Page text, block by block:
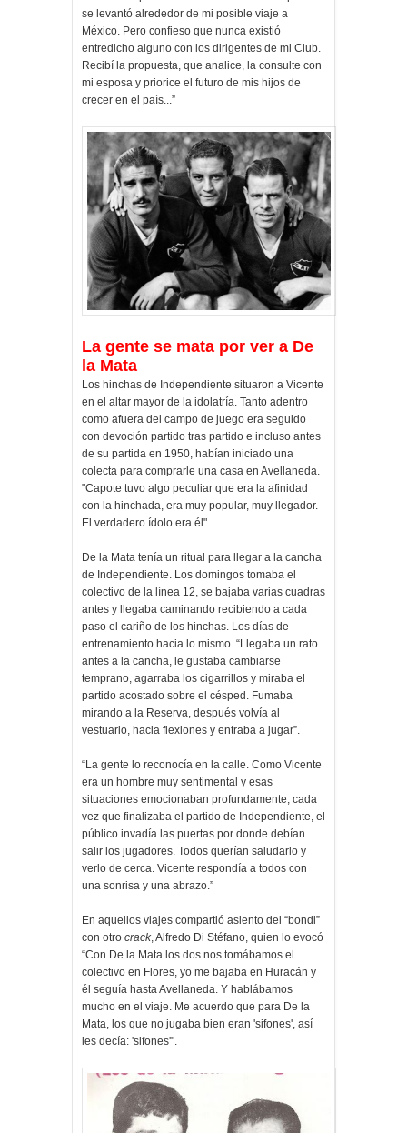
se levantó alrededor de mi posible viaje a
México. Pero confieso que nunca existió
entredicho alguno con los dirigentes de mi Club.
Recibí la propuesta, que analice, la consulte con
mi esposa y priorice el futuro de mis hijos de
crecer en el país...”
La gente se mata por ver a De
la Mata
Los hinchas de Independiente situaron a Vicente
en el altar mayor de la idolatría. Tanto adentro
como afuera del campo de juego era seguido
con devoción partido tras partido e incluso antes
de su partida en 1950, habían iniciado una
colecta para comprarle una casa en Avellaneda.
"Capote tuvo algo peculiar que era la afinidad
con la hinchada, era muy popular, muy llegador.
El verdadero ídolo era él".
De la Mata tenía un ritual para llegar a la cancha
de Independiente. Los domingos tomaba el
colectivo de la línea 12, se bajaba varias cuadras
antes y llegaba caminando recibiendo a cada
paso el cariño de los hinchas. Los días de
entrenamiento hacia lo mismo. “Llegaba un rato
antes a la cancha, le gustaba cambiarse
temprano, agarraba los cigarrillos y miraba el
partido acostado sobre el césped. Fumaba
mirando a la Reserva, después volvía al
vestuario, hacia flexiones y entraba a jugar”.
“La gente lo reconocía en la calle. Como Vicente
era un hombre muy sentimental y esas
situaciones emocionaban profundamente, cada
vez que finalizaba el partido de Independiente, el
público invadía las puertas por donde debían
salir los jugadores. Todos querían saludarlo y
verlo de cerca. Vicente respondía a todos con
una sonrisa y una abrazo.”
En aquellos viajes compartió asiento del “bondi”
con otro crack, Alfredo Di Stéfano, quien lo evocó
“Con De la Mata los dos nos tomábamos el
colectivo en Flores, yo me bajaba en Huracán y
él seguía hasta Avellaneda. Y hablábamos
mucho en el viaje. Me acuerdo que para De la
Mata, los que no jugaba bien eran 'sifones', así
les decía: 'sifones'".